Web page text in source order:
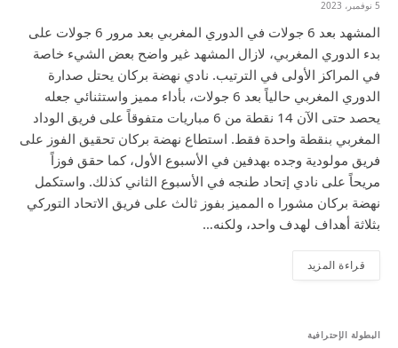
5 نوفمبر، 2023
المشهد بعد 6 جولات في الدوري المغربي بعد مرور 6 جولات على
بدء الدوري المغربي، لازال المشهد غير واضح بعض الشيء خاصة
في المراكز الأولى في الترتيب. نادي نهضة بركان يحتل صدارة
الدوري المغربي حالياً بعد 6 جولات، بأداء مميز واستثنائي جعله
يحصد حتى الآن 14 نقطة من 6 مباريات متفوقاً على فريق الوداد
المغربي بنقطة واحدة فقط. استطاع نهضة بركان تحقيق الفوز على
فريق مولودية وجده بهدفين في الأسبوع الأول، كما حقق فوزاً
مريحاً على نادي إتحاد طنجه في الأسبوع الثاني كذلك. واستكمل
نهضة بركان مشورا ه المميز بفوز ثالث على فريق الاتحاد التوركي
بثلاثة أهداف لهدف واحد، ولكنه…
قراءة المزيد
البطولة الإحترافية